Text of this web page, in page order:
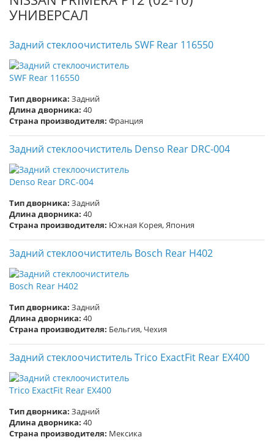
УНИВЕРСАЛ
Задний стеклоочиститель SWF Rear 116550
Тип дворника: Задний
Длина дворника: 40
Страна производителя: Франция
Задний стеклоочиститель Denso Rear DRC-004
Тип дворника: Задний
Длина дворника: 40
Страна производителя: Южная Корея, Япония
Задний стеклоочиститель Bosch Rear H402
Тип дворника: Задний
Длина дворника: 40
Страна производителя: Бельгия, Чехия
Задний стеклоочиститель Trico ExactFit Rear EX400
Тип дворника: Задний
Длина дворника: 40
Страна производителя: Мексика